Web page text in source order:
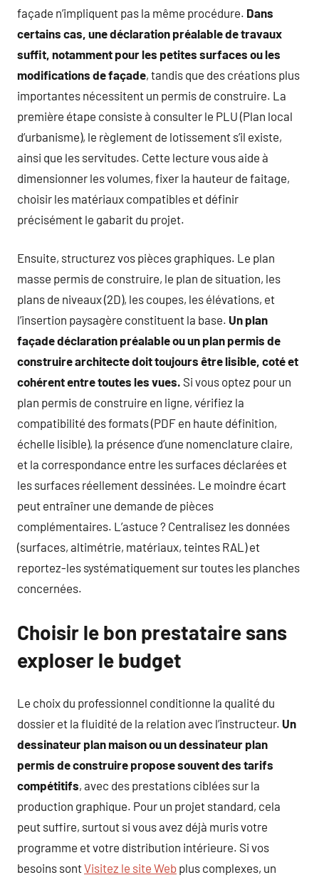
façade n’impliquent pas la même procédure. Dans
certains cas, une déclaration préalable de travaux
suffit, notamment pour les petites surfaces ou les
modifications de façade, tandis que des créations plus
importantes nécessitent un permis de construire. La
première étape consiste à consulter le PLU (Plan local
d’urbanisme), le règlement de lotissement s’il existe,
ainsi que les servitudes. Cette lecture vous aide à
dimensionner les volumes, fixer la hauteur de faitage,
choisir les matériaux compatibles et définir
précisément le gabarit du projet.
Ensuite, structurez vos pièces graphiques. Le plan
masse permis de construire, le plan de situation, les
plans de niveaux (2D), les coupes, les élévations, et
l’insertion paysagère constituent la base. Un plan
façade déclaration préalable ou un plan permis de
construire architecte doit toujours être lisible, coté et
cohérent entre toutes les vues. Si vous optez pour un
plan permis de construire en ligne, vérifiez la
compatibilité des formats (PDF en haute définition,
échelle lisible), la présence d’une nomenclature claire,
et la correspondance entre les surfaces déclarées et
les surfaces réellement dessinées. Le moindre écart
peut entraîner une demande de pièces
complémentaires. L’astuce ? Centralisez les données
(surfaces, altimétrie, matériaux, teintes RAL) et
reportez-les systématiquement sur toutes les planches
concernées.
Choisir le bon prestataire sans
exploser le budget
Le choix du professionnel conditionne la qualité du
dossier et la fluidité de la relation avec l’instructeur. Un
dessinateur plan maison ou un dessinateur plan
permis de construire propose souvent des tarifs
compétitifs, avec des prestations ciblées sur la
production graphique. Pour un projet standard, cela
peut suffire, surtout si vous avez déjà muris votre
programme et votre distribution intérieure. Si vos
besoins sontVisitez le site Web plus complexes, un